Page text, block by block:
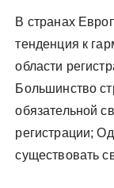
В странах
тенденция к
области
Большинство
обязательной
регистрации;
существовать